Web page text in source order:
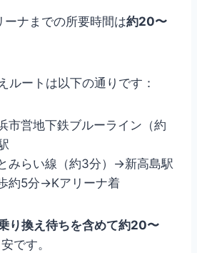
ーナまでの所要時間は約20〜
ルートは以下の通りです：
市営地下鉄ブルーライン（約
みらい線（約3分）→新高島駅
約5分→Kアリーナ着
り換え待ちを含めて約20〜
です。